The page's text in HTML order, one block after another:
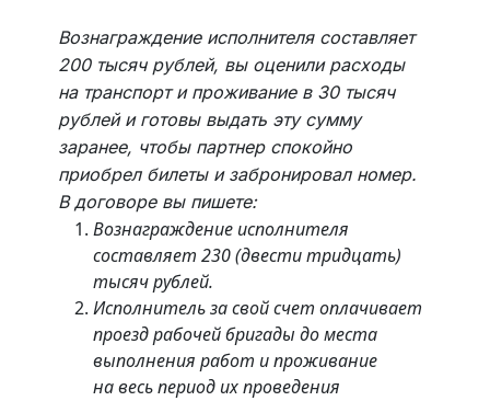
Вознаграждение исполнителя составляет
200 тысяч рублей, вы оценили расходы
на транспорт и проживание в 30 тысяч
рублей и готовы выдать эту сумму
заранее, чтобы партнер спокойно
приобрел билеты и забронировал номер.
В договоре вы пишете:
Вознаграждение исполнителя
составляет 230 (двести тридцать)
тысяч рублей.
Исполнитель за свой счет оплачивает
проезд рабочей бригады до места
выполнения работ и проживание
на весь период их проведения